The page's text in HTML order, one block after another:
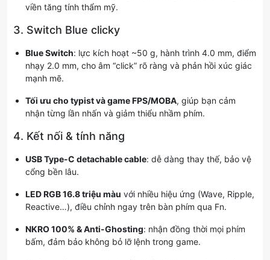
viền tăng tính thẩm mỹ.
3. Switch Blue clicky
Blue Switch: lực kích hoạt ~50 g, hành trình 4.0 mm, điểm
nhạy 2.0 mm, cho âm “click” rõ ràng và phản hồi xúc giác
mạnh mẽ.
Tối ưu cho typist và game FPS/MOBA, giúp bạn cảm
nhận từng lần nhấn và giảm thiểu nhầm phím.
4. Kết nối & tính năng
USB Type-C detachable cable: dễ dàng thay thế, bảo vệ
cổng bền lâu.
LED RGB 16.8 triệu màu với nhiều hiệu ứng (Wave, Ripple,
Reactive…), điều chỉnh ngay trên bàn phím qua Fn.
NKRO 100% & Anti-Ghosting: nhận đồng thời mọi phím
bấm, đảm bảo không bỏ lỡ lệnh trong game.